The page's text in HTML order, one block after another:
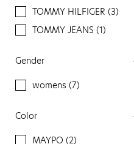
TOMMY HILFIGER (3)
TOMMY JEANS (1)
Gender
womens (7)
Color
ΜΑΥΡΟ (2)